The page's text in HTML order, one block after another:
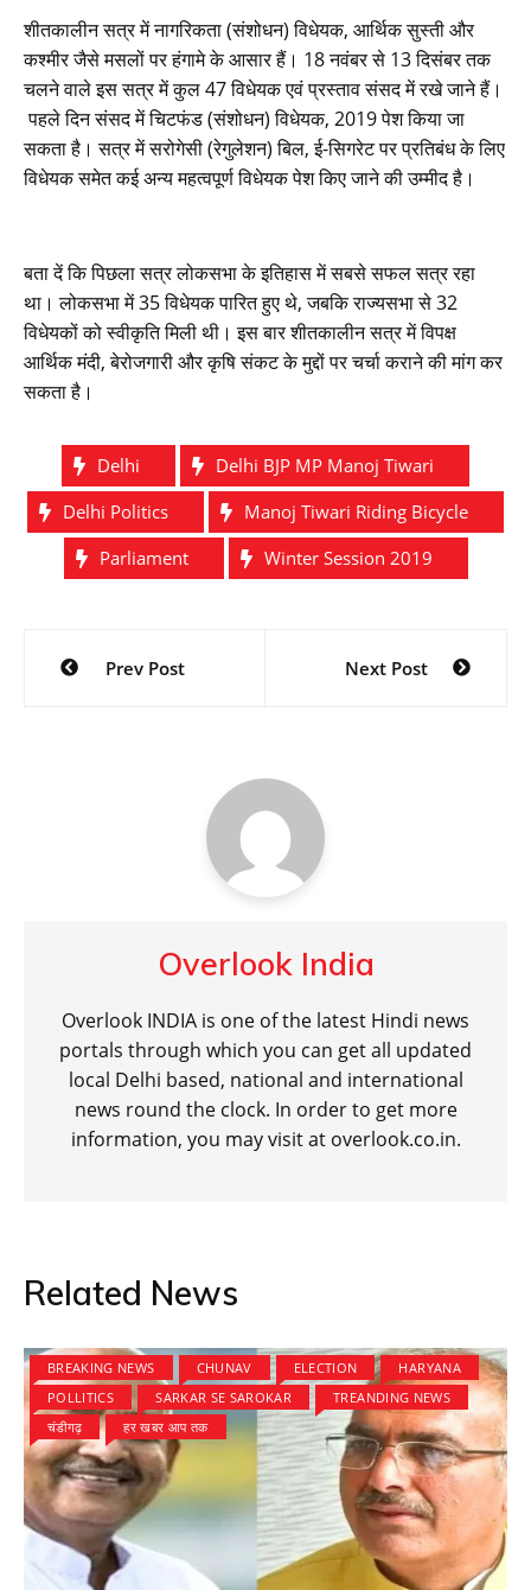
शीतकालीन सत्र में नागरिकता (संशोधन) विधेयक, आर्थिक सुस्ती और
कश्मीर जैसे मसलों पर हंगामे के आसार हैं। 18 नवंबर से 13 दिसंबर तक
चलने वाले इस सत्र में कुल 47 विधेयक एवं प्रस्ताव संसद में रखे जाने हैं।
पहले दिन संसद में चिटफंड (संशोधन) विधेयक, 2019 पेश किया जा
सकता है। सत्र में सरोगेसी (रेगुलेशन) बिल, ई-सिगरेट पर प्रतिबंध के लिए
विधेयक समेत कई अन्य महत्वपूर्ण विधेयक पेश किए जाने की उम्मीद है।
बता दें कि पिछला सत्र लोकसभा के इतिहास में सबसे सफल सत्र रहा
था। लोकसभा में 35 विधेयक पारित हुए थे, जबकि राज्यसभा से 32
विधेयकों को स्वीकृति मिली थी। इस बार शीतकालीन सत्र में विपक्ष
आर्थिक मंदी, बेरोजगारी और कृषि संकट के मुद्दों पर चर्चा कराने की मांग कर
सकता है।
Delhi
Delhi BJP MP Manoj Tiwari
Delhi Politics
Manoj Tiwari Riding Bicycle
Parliament
Winter Session 2019
Post
navigation
Prev Post Next Post
Overlook India
Overlook INDIA is one of the latest Hindi news
portals through which you can get all updated
local Delhi based, national and international
news round the clock. In order to get more
information, you may visit at overlook.co.in.
Related News
BREAKING NEWS CHUNAV ELECTION
HARYANA
POLLITICS
SARKAR SE SAROKAR
TREANDING NEWS
चंडीगढ़
हर खबर आप तक